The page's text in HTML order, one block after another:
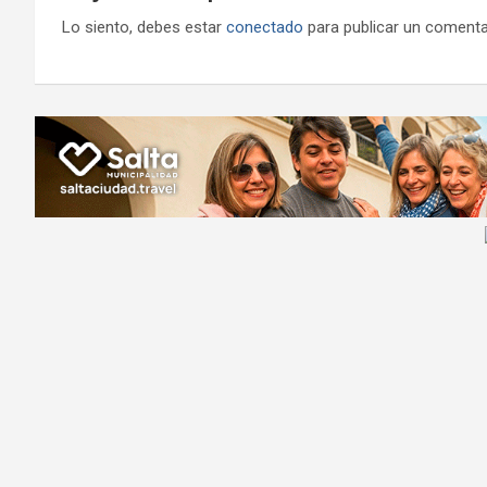
Lo siento, debes estar conectado para publicar un